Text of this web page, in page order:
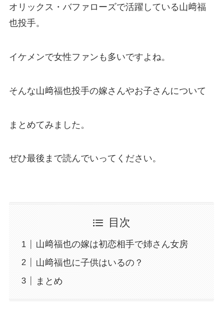
オリックス・バファローズで活躍している山﨑福
也投手。
イケメンで女性ファンも多いですよね。
そんな山﨑福也投手の嫁さんやお子さんについて
まとめてみました。
ぜひ最後まで読んでいってください。
目次
山﨑福也の嫁は初恋相手で姉さん女房
山﨑福也に子供はいるの？
まとめ